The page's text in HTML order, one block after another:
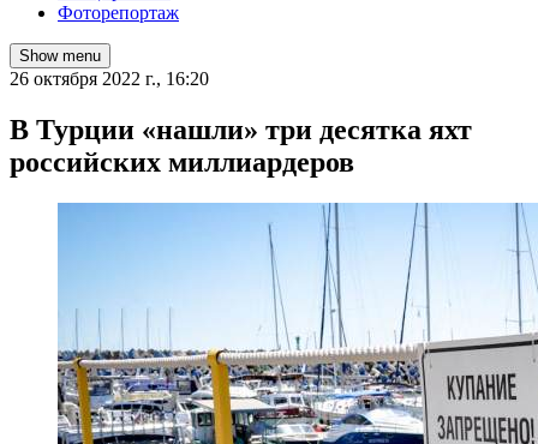
Фоторепортаж
Show menu
26 октября 2022 г., 16:20
В Турции «нашли» три десятка яхт
российских миллиардеров